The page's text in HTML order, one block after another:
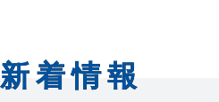
新着情報